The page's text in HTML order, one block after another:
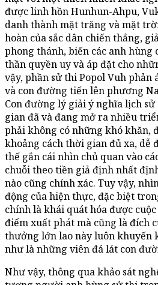
được linh hồn Hunhun-Ahpu,
danh thành mặt trăng và mặt
hoàn của sắc dân chiến thắng,
phong thánh, biến các anh hùng
thần quyền uy và áp đặt cho
vậy, phần sử thi Popol Vuh
và con đường tiến lên phương
Con đường lý giải ý nghĩa lịch sử
gian đã và đang mở ra nhiều
phải không có những khó khăn,
khoảng cách thời gian đủ xa, dễ
thế gắn cái nhìn chủ quan vào
chuỗi theo tiền giả định nhất
nào cũng chính xác. Tuy vậy,
động của hiện thực, đặc biệt
chính là khái quát hóa được
điểm xuất phát mà cũng là đích
thưởng lớn lao này luôn khuyến
như là những viên đá lát con
Như vậy, thông qua khảo sát